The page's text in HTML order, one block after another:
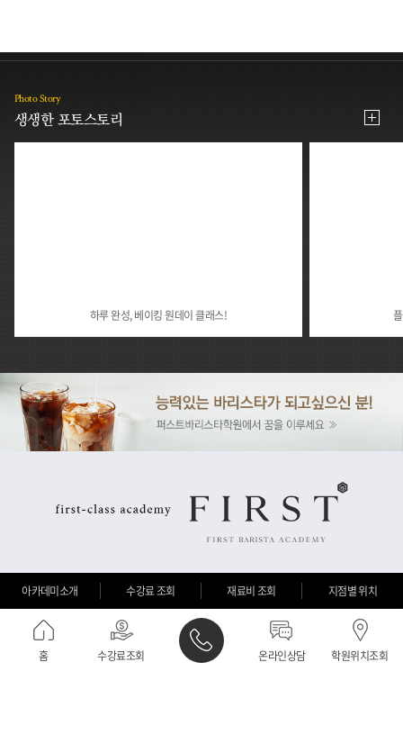
Photo Story
생생한 포토스토리
하루 완성, 베이킹 원데이 클래스!
홈 수강료조회 온라인상담 학원위치조회
아카데미소개 수강료 조회 재료비 조회 지점별 위치